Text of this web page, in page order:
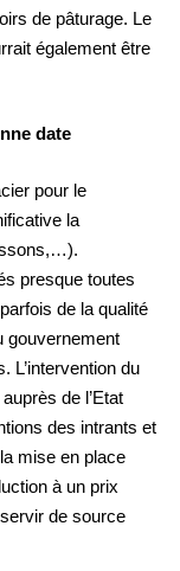
de pâturage. Le
également être
date
pour le
la
presque toutes
de la qualité
gouvernement
L’intervention du
de l’Etat
des intrants et
mise en place
à un prix
de source